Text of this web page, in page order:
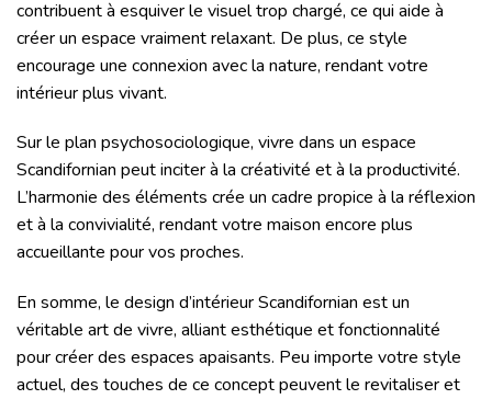
contribuent à esquiver le visuel trop chargé, ce qui aide à
créer un espace vraiment relaxant. De plus, ce style
encourage une connexion avec la nature, rendant votre
intérieur plus vivant.
Sur le plan psychosociologique, vivre dans un espace
Scandifornian peut inciter à la créativité et à la productivité.
L’harmonie des éléments crée un cadre propice à la réflexion
et à la convivialité, rendant votre maison encore plus
accueillante pour vos proches.
En somme, le design d’intérieur Scandifornian est un
véritable art de vivre, alliant esthétique et fonctionnalité
pour créer des espaces apaisants. Peu importe votre style
actuel, des touches de ce concept peuvent le revitaliser et